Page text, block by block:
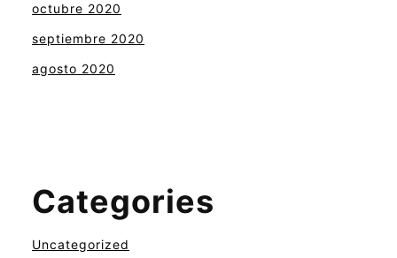
octubre 2020
septiembre 2020
agosto 2020
Categories
Uncategorized